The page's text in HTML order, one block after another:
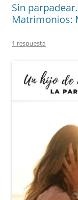
Sin
Matrimonios:
1 respuesta